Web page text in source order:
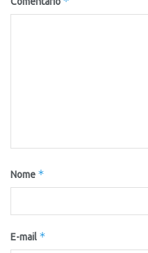
Nome *
E-mail *